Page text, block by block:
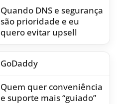
Quando DNS e segurança
são prioridade e eu
quero evitar upsell
GoDaddy
Quem quer conveniência
e suporte mais “guiado”